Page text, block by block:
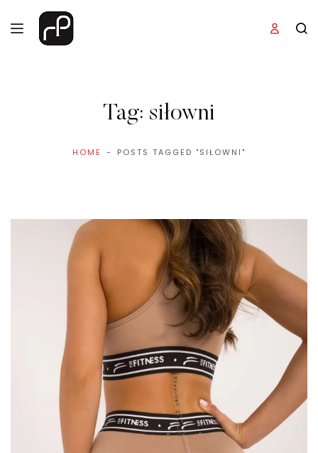
Tag: siłowni
HOME POSTS TAGGED "SIŁOWNI"